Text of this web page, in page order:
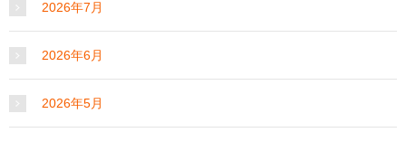
2026年7月
2026年6月
2026年5月